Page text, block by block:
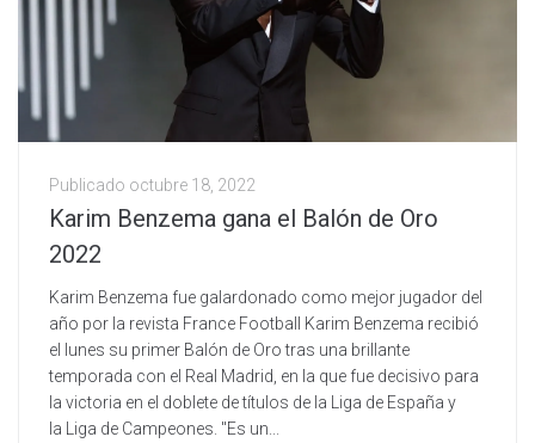
Publicado octubre 18, 2022
Karim Benzema gana el Balón de Oro
2022
Karim Benzema fue galardonado como mejor jugador del
año por la revista France Football Karim Benzema recibió
el lunes su primer Balón de Oro tras una brillante
temporada con el Real Madrid, en la que fue decisivo para
la victoria en el doblete de títulos de la Liga de España y
la Liga de Campeones. "Es un...